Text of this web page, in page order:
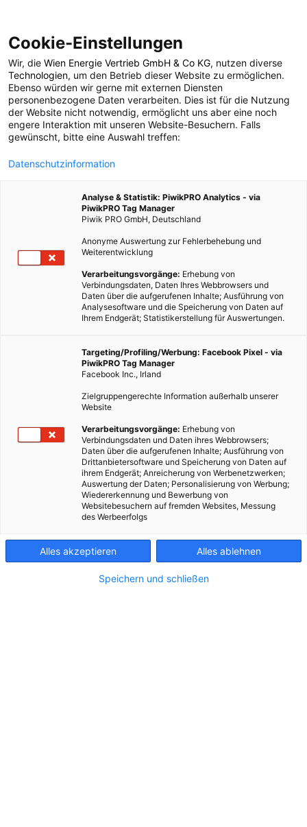
Thomas Khom
13 BEITRÄGE
MOBILITÄT
E-Tankstellen in Österreich finden
Cookie-Einstellungen
Wir, die Wien Energie Vertrieb GmbH & Co KG, nutzen diverse
Technologien, um den Betrieb dieser Website zu ermöglichen.
Ebenso würden wir gerne mit externen Diensten
personenbezogene Daten verarbeiten. Dies ist für die Nutzung
der Website nicht notwendig, ermöglicht uns aber eine noch
engere Interaktion mit unseren Website-Besuchern. Falls
gewünscht, bitte eine Auswahl treffen:
Datenschutzinformation
Analyse & Statistik: PiwikPRO Analytics - via
PiwikPRO Tag Manager
Piwik PRO GmbH, Deutschland
Anonyme Auswertung zur Fehlerbehebung und
Weiterentwicklung
Verarbeitungsvorgänge: Erhebung von
Verbindungsdaten, Daten Ihres Webbrowsers und
Daten über die aufgerufenen Inhalte; Ausführung von
Analysesoftware und die Speicherung von Daten auf
Ihrem Endgerät; Statistikerstellung für Auswertungen.
Targeting/Profiling/Werbung: Facebook Pixel - via
PiwikPRO Tag Manager
Facebook Inc., Irland
Zielgruppengerechte Information außerhalb unserer
Website
Verarbeitungsvorgänge: Erhebung von
Verbindungsdaten und Daten ihres Webbrowsers;
Daten über die aufgerufenen Inhalte; Ausführung von
Drittanbietersoftware und Speicherung von Daten auf
ihrem Endgerät; Anreicherung von Werbenetzwerken;
Auswertung der Daten; Personalisierung von Werbung;
Wiedererkennung und Bewerbung von
Websitebesuchern auf fremden Websites, Messung
des Werbeerfolgs
Alles akzeptieren Alles ablehnen
Speichern und schließen